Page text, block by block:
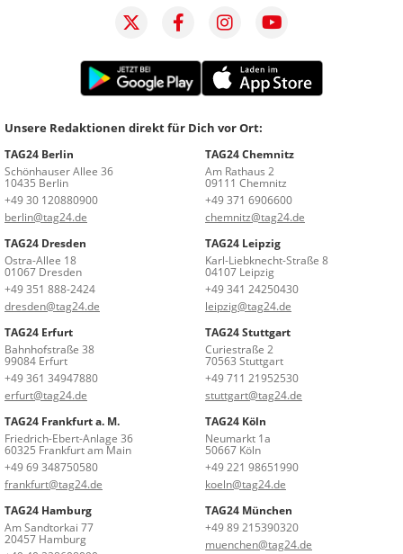
Unsere Redaktionen direkt für Dich vor Ort:
TAG24 Berlin
Schönhauser Allee 36
10435 Berlin
+49 30 120880900
berlin@tag24.de
TAG24 Chemnitz
Am Rathaus 2
09111 Chemnitz
+49 371 6906600
chemnitz@tag24.de
TAG24 Dresden
Ostra-Allee 18
01067 Dresden
+49 351 888-2424
dresden@tag24.de
TAG24 Leipzig
Karl-Liebknecht-Straße 8
04107 Leipzig
+49 341 24250430
leipzig@tag24.de
TAG24 Erfurt
Bahnhofstraße 38
99084 Erfurt
+49 361 34947880
erfurt@tag24.de
TAG24 Stuttgart
Curiestraße 2
70563 Stuttgart
+49 711 21952530
stuttgart@tag24.de
TAG24 Frankfurt a. M.
Friedrich-Ebert-Anlage 36
60325 Frankfurt am Main
+49 69 348750580
frankfurt@tag24.de
TAG24 Köln
Neumarkt 1a
50667 Köln
+49 221 98651990
koeln@tag24.de
TAG24 Hamburg
Am Sandtorkai 77
20457 Hamburg
TAG24 München
+49 89 215390320
muenchen@tag24.de